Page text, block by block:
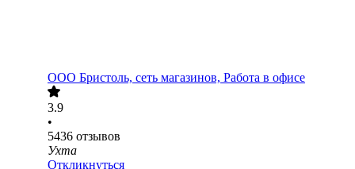
ООО Бристоль, сеть магазинов, Работа в офисе
3.9
•
5436 отзывов
Ухта
Откликнуться